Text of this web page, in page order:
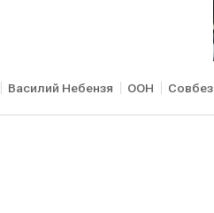
Василий Небензя ООН Совбез